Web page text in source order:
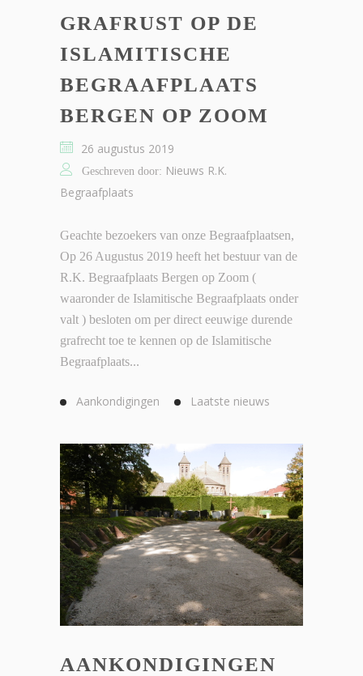
GRAFRUST OP DE
ISLAMITISCHE
BEGRAAFPLAATS
BERGEN OP ZOOM
26 augustus 2019
Geschreven door: Nieuws R.K.
Begraafplaats
Geachte bezoekers van onze Begraafplaatsen,
Op 26 Augustus 2019 heeft het bestuur van de
R.K. Begraafplaats Bergen op Zoom (
waaronder de Islamitische Begraafplaats onder
valt ) besloten om per direct eeuwige durende
grafrecht toe te kennen op de Islamitische
Begraafplaats...
Aankondigingen Laatste nieuws
AANKONDIGINGEN